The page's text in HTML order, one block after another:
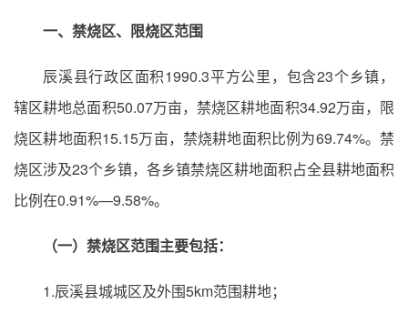
一、禁烧区、限烧区范围
辰溪县行政区面积1990.3平方公里，包含23个乡镇，
辖区耕地总面积50.07万亩，禁烧区耕地面积34.92万亩，限
烧区耕地面积15.15万亩，禁烧耕地面积比例为69.74%。禁
烧区涉及23个乡镇，各乡镇禁烧区耕地面积占全县耕地面积
比例在0.91%—9.58%。
（一）禁烧区范围主要包括：
1.辰溪县城城区及外围5km范围耕地；